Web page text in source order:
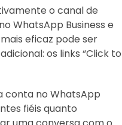
o canal de
WhatsApp Business e
eficaz pode ser
os links “Click to
conta no WhatsApp
fiéis quanto